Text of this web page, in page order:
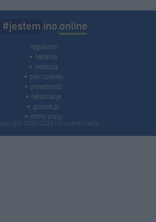
regulamin
reklama
redakcja
pliki cookies
prywatność
reklamacje
gowork.pl
oferty pracy
2000-2026 Ino-online Media